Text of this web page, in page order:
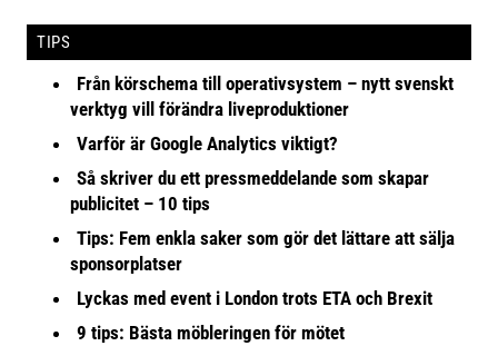
TIPS
Från körschema till operativsystem – nytt svenskt
verktyg vill förändra liveproduktioner
Varför är Google Analytics viktigt?
Så skriver du ett pressmeddelande som skapar
publicitet – 10 tips
Tips: Fem enkla saker som gör det lättare att sälja
sponsorplatser
Lyckas med event i London trots ETA och Brexit
9 tips: Bästa möbleringen för mötet